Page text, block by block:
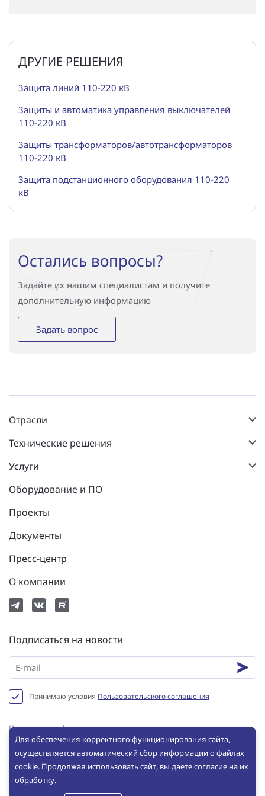
Определение поврежденного фидера
БАВР
Промышленная автоматизация
ДРУГИЕ РЕШЕНИЯ
Защита линий 110-220 кВ
Защиты и автоматика управления выключателей
110-220 кВ
Защиты трансформаторов/автотрансформаторов
110-220 кВ
Защита подстанционного оборудования 110-220
кВ
Остались вопросы?
Задайте их нашим специалистам и получите
дополнительную информацию
Задать вопрос
Отрасли
Технические решения
Услуги
Оборудование и ПО
Проекты
Документы
Пресс-центр
О компании
Подписаться на новости
Принимаю условия Пользовательского соглашения
Политика конфиденциальности
Пользовательское соглашение
Сookie
© ООО «ИНБРЭС», 2025. Все права защищены. Копирование и
использование любых материалов с сайта без письменного
Для обеспечения корректного функционирования сайта,
осуществляется автоматический сбор информации о файлах
cookie. Продолжая использовать сайт, вы даете согласие на их
обработку.